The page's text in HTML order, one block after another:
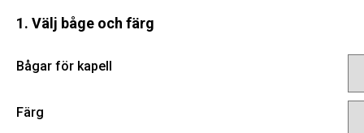
1. Välj båge och färg
Bågar för kapell
Färg